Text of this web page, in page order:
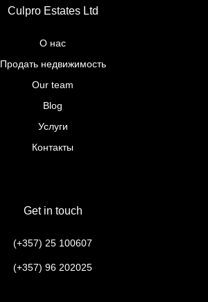
Culpro Estates Ltd
Get in touch
О нас
Продать недвижимость
Our team
Blog
Услуги
Контакты
(+357) 25 100607
(+357) 96 202025